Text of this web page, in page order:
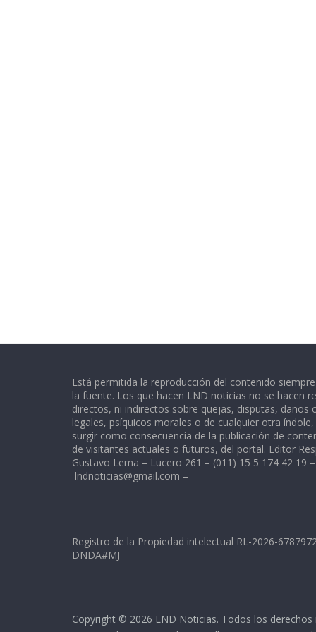
Está permitida la reproducción del contenido
la fuente. Los que hacen LND noticias no se hacen
directos, ni indirectos sobre quejas, disputas, daños
legales, psíquicos morales o de cualquier otra
surgir como consecuencia de la publicación de
de visitantes actuales o futuros, del portal. Editor
Gustavo Lema – Lucero 261 – (011) 15 5 174 42 19 –
lndnoticias@gmail.com –
Registro de la Propiedad intelectual RL-2026-
DNDA#MJ
Copyright © 2026 LND Noticias. Todos los derechos